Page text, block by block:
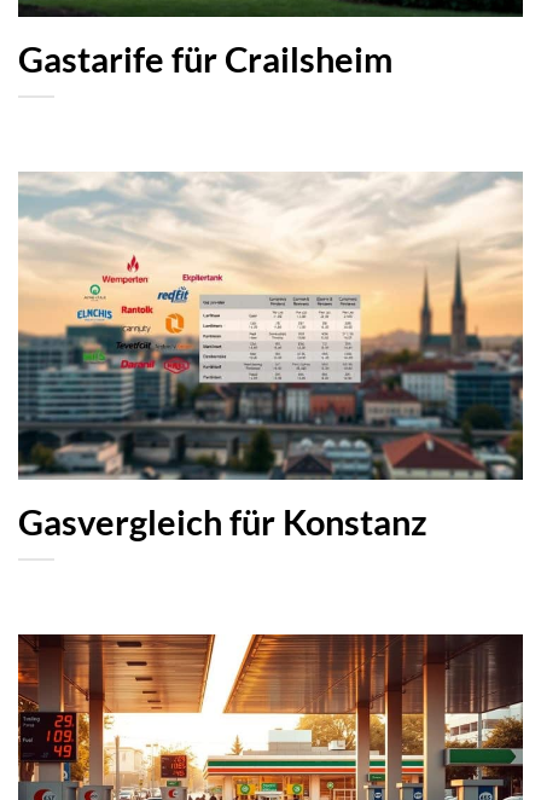
Gastarife für Crailsheim
Gasvergleich für Konstanz